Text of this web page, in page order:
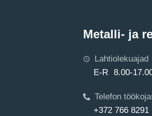
Metalli- ja
Lahtiolekuajad
E-R 8.00-
Telefon
+372 766 8291